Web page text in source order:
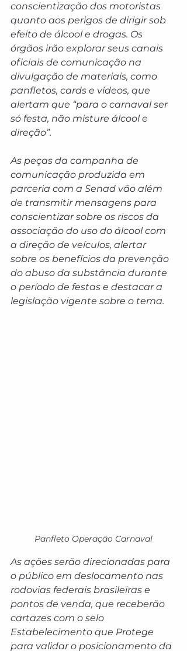
conscientização dos motoristas
quanto aos perigos de dirigir sob
efeito de álcool e drogas. Os
órgãos irão explorar seus canais
oficiais de comunicação na
divulgação de materiais, como
panfletos, cards e vídeos, que
alertam que “para o carnaval ser
só festa, não misture álcool e
direção”.
As peças da campanha de
comunicação produzida em
parceria com a Senad vão além
de transmitir mensagens para
conscientizar sobre os riscos da
associação do uso do álcool com
a direção de veículos, alertar
sobre os benefícios da prevenção
do abuso da substância durante
o período de festas e destacar a
legislação vigente sobre o tema.
Panfleto Operação Carnaval
As ações serão direcionadas para
o público em deslocamento nas
rodovias federais brasileiras e
pontos de venda, que receberão
cartazes com o selo
Estabelecimento que Protege
para validar o posicionamento da